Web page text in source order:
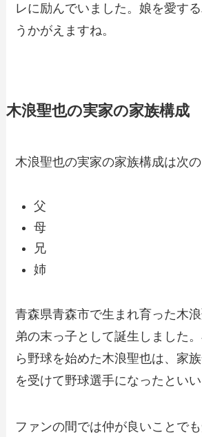
レに励んでいました。娘を愛す
うかがえますね。
木浪聖也の実家の家族構成
木浪聖也の実家の家族構成は次の
父
母
兄
姉
青森県青森市で生まれ育った木
弟の末っ子として誕生しました
ら野球を始めた木浪聖也は、家
を受けて野球選手になったといい
ファンの間では仲が良いことで